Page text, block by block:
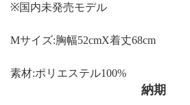
※国内未発売モデル
Mサイズ:胸幅52cmX着丈68cm
素材:ポリエステル100%
納期